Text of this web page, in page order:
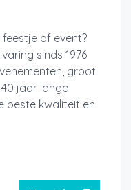
of event?
sinds 1976
groot
jaar lange
beste kwaliteit en